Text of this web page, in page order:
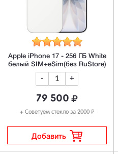
Apple iPhone 17 - 256 ГБ White
белый SIM+eSim(без RuStore)
- +
79 500
+ Советуем стекло за 2000 ₽
Добавить